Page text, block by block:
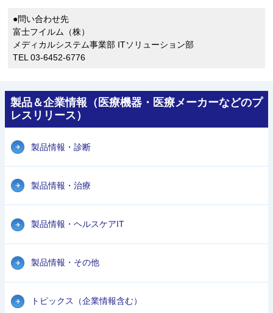
●問い合わせ先
富士フイルム（株）
メディカルシステム事業部 ITソリューション部
TEL 03-6452-6776
製品＆企業情報（医療機器・医療メーカーなどのプ
レスリリース）
製品情報・診断
製品情報・治療
製品情報・ヘルスケアIT
製品情報・その他
トピックス（企業情報含む）